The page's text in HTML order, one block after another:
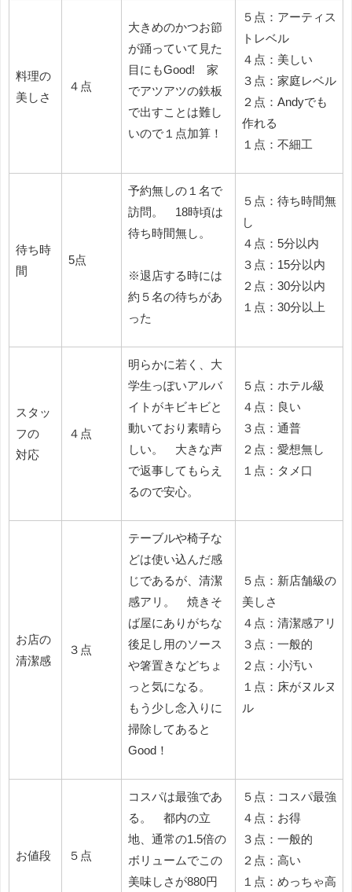
料理の
美しさ
４点
大きめのかつお節
が踊っていて見た
目にもGood! 家
でアツアツの鉄板
で出すことは難し
いので１点加算！
５点：アーティス
トレベル
４点：美しい
３点：家庭レベル
２点：Andyでも
作れる
１点：不細工
待ち時
間
5点
予約無しの１名で
訪問。 18時頃は
待ち時間無し。
※退店する時には
約５名の待ちがあ
った
５点：待ち時間無
し
４点：5分以内
３点：15分以内
２点：30分以内
１点：30分以上
スタッ
フの
対応
４点
明らかに若く、大
学生っぽいアルバ
イトがキビキビと
動いており素晴ら
しい。 大きな声
で返事してもらえ
るので安心。
５点：ホテル級
４点：良い
３点：通普
２点：愛想無し
１点：タメ口
お店の
清潔感
３点
テーブルや椅子な
どは使い込んだ感
じであるが、清潔
感アリ。 焼きそ
ば屋にありがちな
後足し用のソース
や箸置きなどちょ
っと気になる。
もう少し念入りに
掃除してあると
Good！
５点：新店舗級の
美しさ
４点：清潔感アリ
３点：一般的
２点：小汚い
１点：床がヌルヌ
ル
お値段 ５点
コスパは最強であ
る。 都内の立
地、通常の1.5倍の
ボリュームでこの
美味しさが880円
５点：コスパ最強
４点：お得
３点：一般的
２点：高い
１点：めっちゃ高